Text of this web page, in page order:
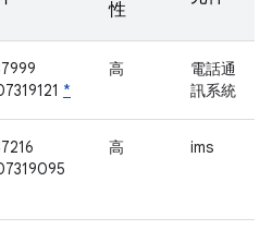
性
*
高
電話通
訊系統
高 ims